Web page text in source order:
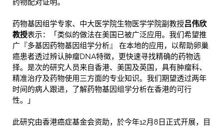
药物基因组学专家、中大医学院生物医学学院副教授吕伟欣
教授表示：「类似的做法在美国已被广泛应用。我们希望推
广『多基因药物基因组学分析』 在本地的应用，以帮助卵巢
癌患者透过辨认肿瘤DNA特徵，更快速寻找精确的药物选
择。是次的研究人员来自香港、美国及英国，具有肿瘤科、
精准治疗及药物使用三方面的专业知识。我们期望透过两年
时间的病人跟进，了解药物基因组学分析在香港的可行
性。」
此研究由香港癌症基金会资助，於今年12月8日正式开展，目